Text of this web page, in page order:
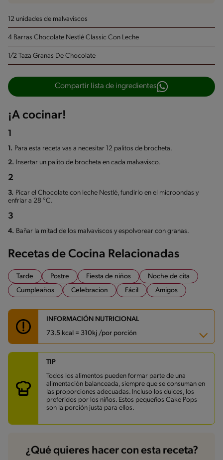
12 unidades de malvaviscos
4 Barras Chocolate Nestlé Classic Con Leche
1/2 Taza Granas De Chocolate
Compartir lista de ingredientes
¡A cocinar!
1
1. Para esta receta vas a necesitar 12 palitos de brocheta.
2. Insertar un palito de brocheta en cada malvavisco.
2
3. Picar el Chocolate con leche Nestlé, fundirlo en el microondas y
enfriar a 28 °C.
3
4. Bañar la mitad de los malvaviscos y espolvorear con granas.
Recetas de Cocina Relacionadas
Tarde Postre Fiesta de niños
Noche de cita
Cumpleaños
Celebracion Fácil Amigos
INFORMACIÓN NUTRICIONAL
73.5 kcal = 310kj /por porción
Carbohidratos
Energía 73.5 kcal
Grasas 4.3 g
Fibra 0.4 g
Proteína 1 g
Grasas saturadas 2.6 g
TIP
Todos los alimentos pueden formar parte de una
alimentación balanceada, siempre que se consuman en
las proporciones adecuadas. Incluso los dulces, los
preferidos por los niños. Estos pequeños Cake Pops
son la porción justa para ellos.
¿Qué quieres hacer con esta receta?